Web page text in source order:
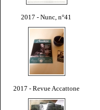
2017 - Nunc, n°41
2017 - Revue Accattone